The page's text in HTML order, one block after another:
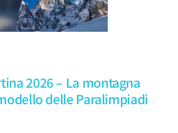
2026 – La montagna
delle Paralimpiadi